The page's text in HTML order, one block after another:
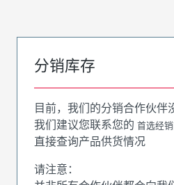
分销库存
目前，我们的分销合作伙伴
我们建议您联系您的 首选经
直接查询产品供货情况
请注意：